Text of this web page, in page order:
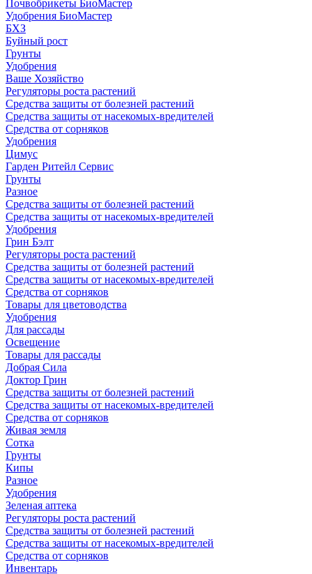
Почвобрикеты БиоМастер
Удобрения БиоМастер
БХЗ
Буйный рост
Грунты
Удобрения
Ваше Хозяйство
Регуляторы роста растений
Средства защиты от болезней растений
Средства защиты от насекомых-вредителей
Средства от сорняков
Удобрения
Цимус
Гарден Ритейл Сервис
Грунты
Разное
Средства защиты от болезней растений
Средства защиты от насекомых-вредителей
Удобрения
Грин Бэлт
Регуляторы роста растений
Средства защиты от болезней растений
Средства защиты от насекомых-вредителей
Средства от сорняков
Товары для цветоводства
Удобрения
Для рассады
Освещение
Товары для рассады
Добрая Сила
Доктор Грин
Средства защиты от болезней растений
Средства защиты от насекомых-вредителей
Средства от сорняков
Живая земля
Сотка
Грунты
Кипы
Разное
Удобрения
Зеленая аптека
Регуляторы роста растений
Средства защиты от болезней растений
Средства защиты от насекомых-вредителей
Средства от сорняков
Инвентарь